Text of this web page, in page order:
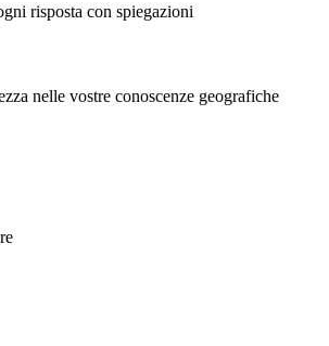
risposta con spiegazioni
nelle vostre conoscenze geografiche